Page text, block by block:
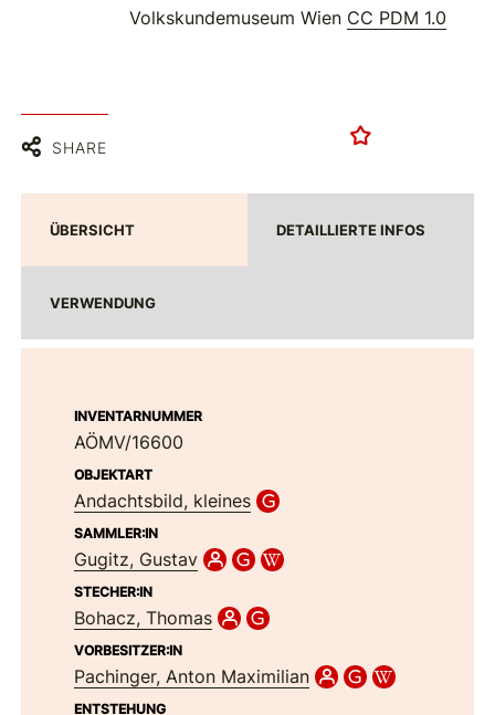
Volkskundemuseum Wien CC PDM 1.0
SHARE
ÜBERSICHT DETAILLIERTE INFOS
VERWENDUNG
INVENTARNUMMER
AÖMV/16600
OBJEKTART
Andachtsbild, kleines
SAMMLER:IN
Gugitz, Gustav
STECHER:IN
Bohacz, Thomas
VORBESITZER:IN
Pachinger, Anton Maximilian
ENTSTEHUNG